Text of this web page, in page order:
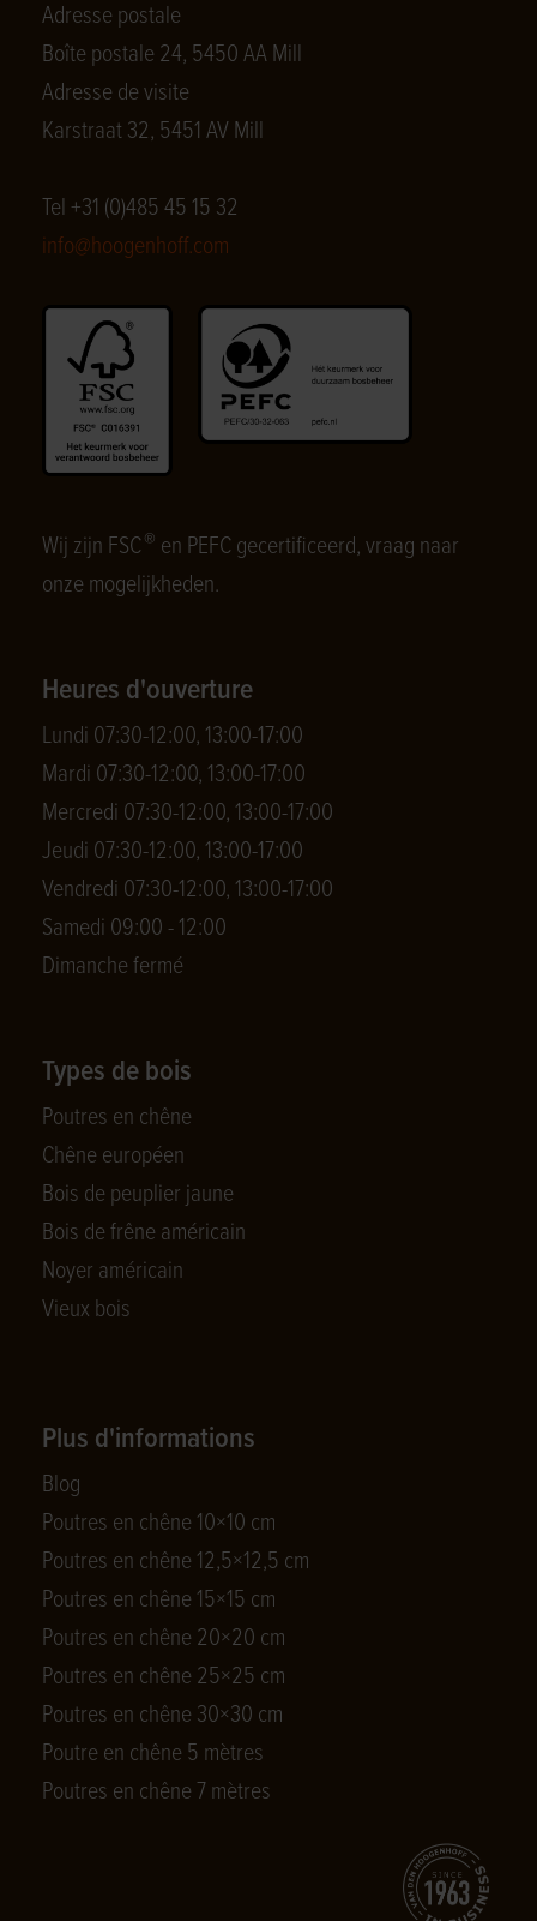
Adresse postale
Boîte postale 24, 5450 AA Mill
Adresse de visite
Karstraat 32, 5451 AV Mill
Tel +31 (0)485 45 15 32
info@hoogenhoff.com
Wij zijn FSC® en PEFC gecertificeerd, vraag naar
onze mogelijkheden.
Heures d'ouverture
Lundi 07:30-12:00, 13:00-17:00
Mardi 07:30-12:00, 13:00-17:00
Mercredi 07:30-12:00, 13:00-17:00
Jeudi 07:30-12:00, 13:00-17:00
Vendredi 07:30-12:00, 13:00-17:00
Samedi 09:00 - 12:00
Dimanche fermé
Types de bois
Poutres en chêne
Chêne européen
Bois de peuplier jaune
Bois de frêne américain
Noyer américain
Vieux bois
Plus d'informations
Blog
Poutres en chêne 10×10 cm
Poutres en chêne 12,5×12,5 cm
Poutres en chêne 15×15 cm
Poutres en chêne 20×20 cm
Poutres en chêne 25×25 cm
Poutres en chêne 30×30 cm
Poutre en chêne 5 mètres
Poutres en chêne 7 mètres